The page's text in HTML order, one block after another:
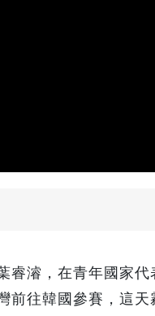
睿濬，在青年國家
前往韓國參賽，這